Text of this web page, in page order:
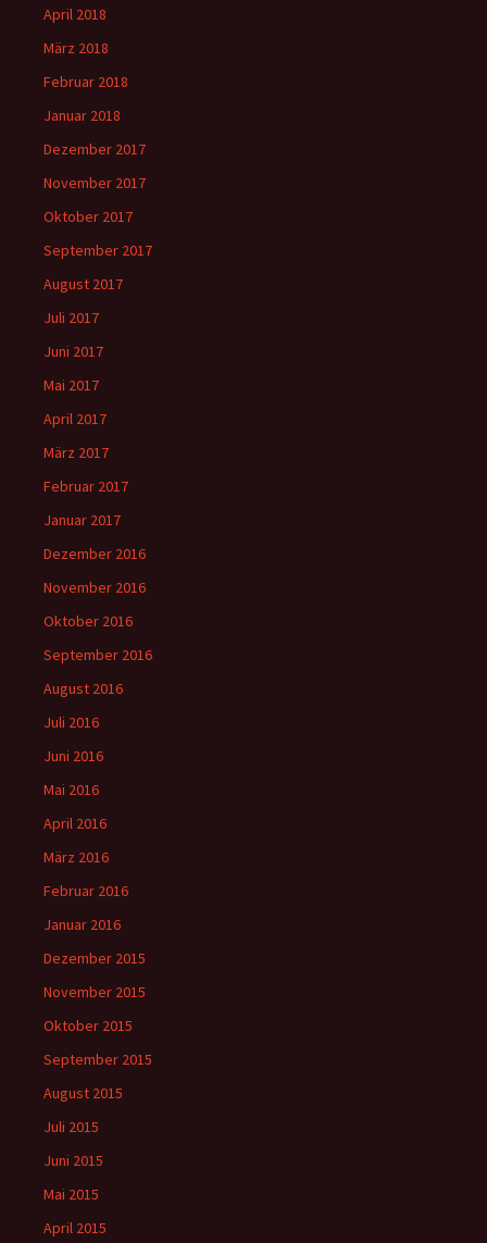
April 2018
März 2018
Februar 2018
Januar 2018
Dezember 2017
November 2017
Oktober 2017
September 2017
August 2017
Juli 2017
Juni 2017
Mai 2017
April 2017
März 2017
Februar 2017
Januar 2017
Dezember 2016
November 2016
Oktober 2016
September 2016
August 2016
Juli 2016
Juni 2016
Mai 2016
April 2016
März 2016
Februar 2016
Januar 2016
Dezember 2015
November 2015
Oktober 2015
September 2015
August 2015
Juli 2015
Juni 2015
Mai 2015
April 2015